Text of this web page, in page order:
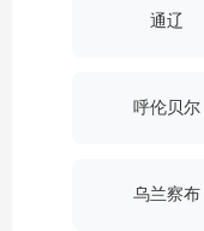
通辽
呼伦贝尔
乌兰察布